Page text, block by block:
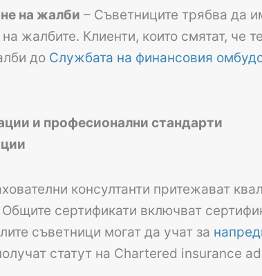
на жалби – Съветниците трябва да
жалбите. Клиенти, които смятат, че
до Службата на финансовия
и професионални стандарти
консултанти притежават
Общите сертификати включват
съветници могат да учат за
статут на Chartered insurance